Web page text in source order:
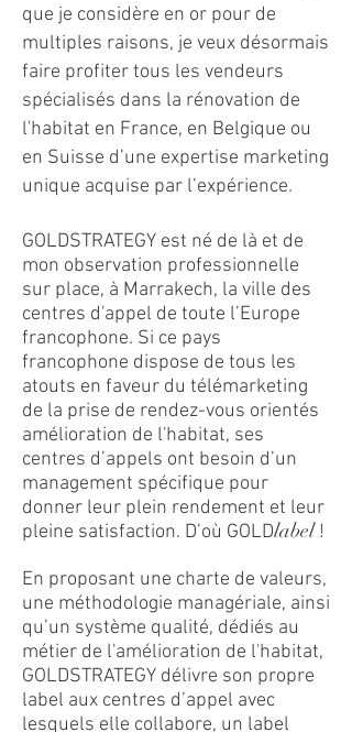
que je considère en or pour de
multiples raisons, je veux désormais
faire profiter tous les vendeurs
spécialisés dans la rénovation de
l'habitat en France, en Belgique ou
en Suisse d’une expertise marketing
unique acquise par l’expérience.
GOLDSTRATEGY est né de là et de
mon observation professionnelle
sur place, à Marrakech, la ville des
centres d'appel de toute l’Europe
francophone. Si ce pays
francophone dispose de tous les
atouts en faveur du télémarketing
de la prise de rendez-vous orientés
amélioration de l'habitat, ses
centres d’appels ont besoin d’un
management spécifique pour
donner leur plein rendement et leur
pleine satisfaction. D’où GOLDlabel!
En proposant une charte de valeurs,
une méthodologie managériale, ainsi
qu’un système qualité, dédiés au
métier de l'amélioration de l'habitat,
GOLDSTRATEGY délivre son propre
label aux centres d’appel avec
lesquels elle collabore, un label